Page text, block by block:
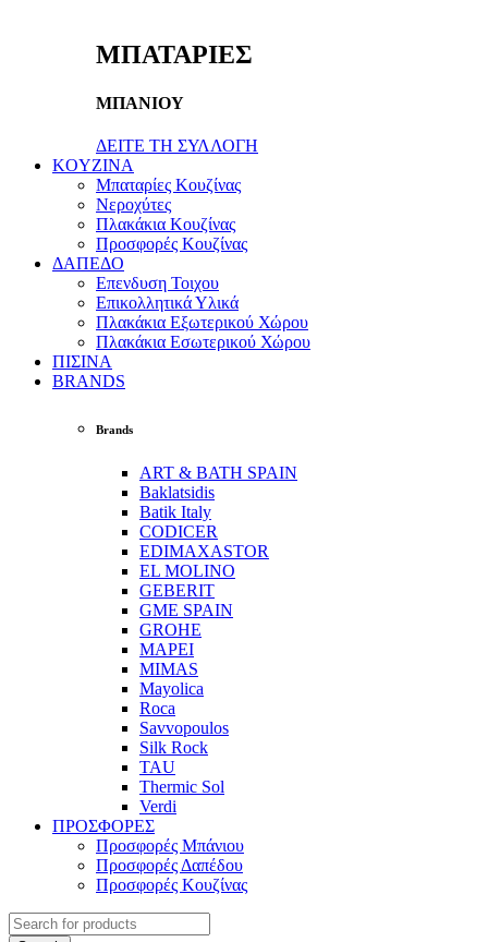
ΜΠΑΤΑΡΙΕΣ
ΜΠΑΝΙΟΥ
ΔΕΙΤΕ ΤΗ ΣΥΛΛΟΓΗ
KOYZINA
Μπαταρίες Κουζίνας
Νεροχύτες
Πλακάκια Κουζίνας
Προσφορές Κουζίνας
ΔΑΠΕΔΟ
Επενδυση Τοιχου
Επικολλητικά Υλικά
Πλακάκια Εξωτερικού Χώρου
Πλακάκια Εσωτερικού Χώρου
ΠΙΣΙΝΑ
BRANDS
Brands
ART & BATH SPAIN
Baklatsidis
Batik Italy
CODICER
EDIMAXASTOR
EL MOLINO
GEBERIT
GME SPAIN
GROHE
MAPEI
MIMAS
Mayolica
Roca
Savvopoulos
Silk Rock
TAU
Thermic Sol
Verdi
ΠΡΟΣΦΟΡΕΣ
Προσφορές Μπάνιου
Προσφορές Δαπέδου
Προσφορές Κουζίνας